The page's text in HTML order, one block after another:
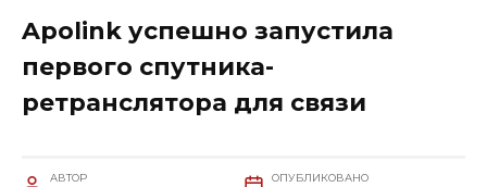
Apolink успешно запустила
первого спутника-
ретранслятора для связи
АВТОР ОПУБЛИКОВАНО